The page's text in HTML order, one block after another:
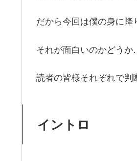
だから今回は僕の身に降
それが面白いのかどうか
読者の皆様それぞれで判
イントロ